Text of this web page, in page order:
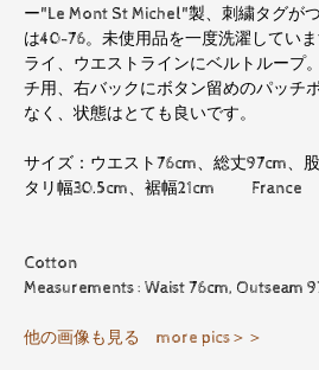
ー"Le Mont St Michel"製、刺繍タグが
は40-76。未使用品を一度洗濯してい
ライ、ウエストラインにベルトループ
チ用、右バックにボタン留めのパッチ
なく、状態はとても良いです。
サイズ：ウエスト76cm、総丈97cm、
タリ幅30.5cm、裾幅21cm France
Cotton
Measurements : Waist 76cm, Outseam
他の画像も見る more pics＞＞